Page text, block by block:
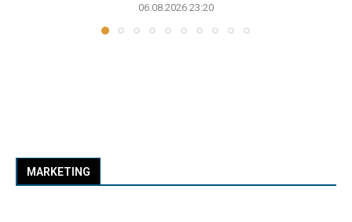
06.08.2026 23:20
MARKETING